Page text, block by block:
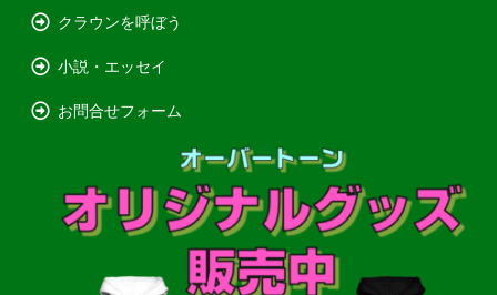
クラウンを呼ぼう
小説・エッセイ
お問合せフォーム